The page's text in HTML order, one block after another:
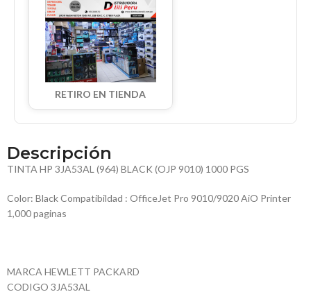
RETIRO EN TIENDA
Descripción
TINTA HP 3JA53AL (964) BLACK (OJP 9010) 1000 PGS
Color: Black Compatibildad : OfficeJet Pro 9010/9020 AiO Printer
1,000 paginas
MARCA HEWLETT PACKARD
CODIGO 3JA53AL